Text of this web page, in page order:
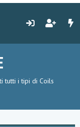
tutti i tipi di Coils